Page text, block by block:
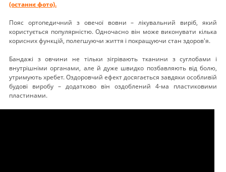
(останнє фото).
Пояс ортопедичний з овечої вовни – лікувальний виріб, який
користується популярністю. Одночасно він може виконувати кілька
корисних функцій, полегшуючи життя і покращуючи стан здоров'я.
Бандажі з овчини не тільки зігрівають тканини з суглобами і
внутрішніми органами, але й дуже швидко позбавляють від болю,
утримують хребет. Оздоровчий ефект досягається завдяки особливій
будові виробу – додатково він оздоблений 4-ма пластиковими
пластинами.